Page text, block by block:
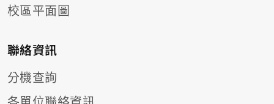
校區平面圖
聯絡資訊
分機查詢